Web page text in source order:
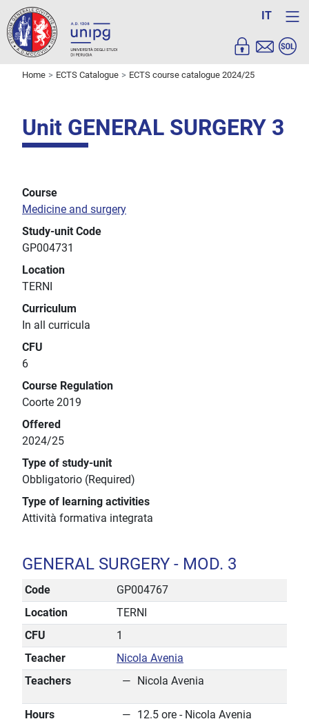
IT
Home ECTS Catalogue ECTS course catalogue 2024/25
Unit GENERAL SURGERY 3
Course
Medicine and surgery
Study-unit Code
GP004731
Location
TERNI
Curriculum
In all curricula
CFU
6
Course Regulation
Coorte 2019
Offered
2024/25
Type of study-unit
Obbligatorio (Required)
Type of learning activities
Attività formativa integrata
GENERAL SURGERY - MOD. 3
Code
GP004767
Location
TERNI
CFU
1
Teacher
Nicola Avenia
Teachers
Nicola Avenia
Hours 12.5 ore - Nicola Avenia